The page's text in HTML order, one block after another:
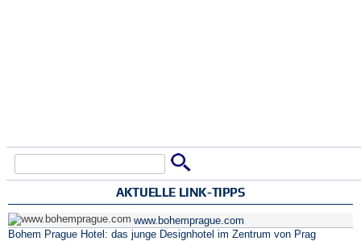
AKTUELLE LINK-TIPPS
www.bohemprague.com
Bohem Prague Hotel: das junge Designhotel im Zentrum von Prag